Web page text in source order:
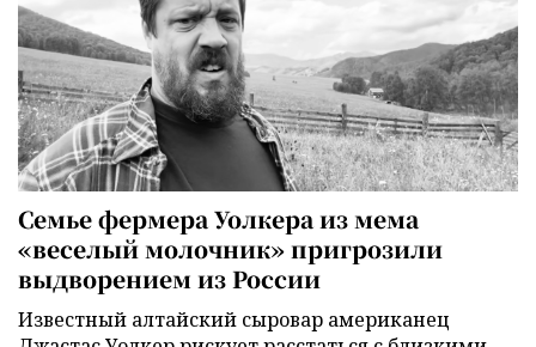
Семье фермера Уолкера из мема
«веселый молочник» пригрозили
выдворением из России
Известный алтайский сыровар американец